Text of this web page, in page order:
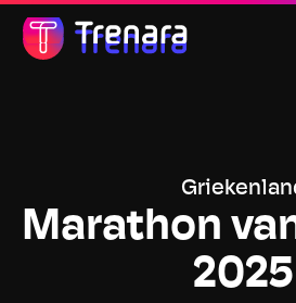
Marathon
2025
Tarieven